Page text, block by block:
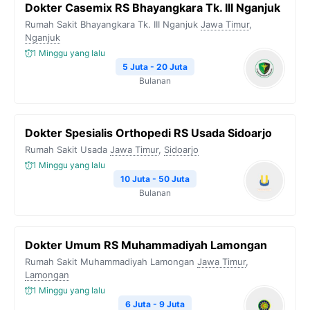
Dokter Casemix RS Bhayangkara Tk. III Nganjuk
Rumah Sakit Bhayangkara Tk. III Nganjuk Jawa Timur,
Nganjuk
1 Minggu yang lalu
5 Juta - 20 Juta
Bulanan
Dokter Spesialis Orthopedi RS Usada Sidoarjo
Rumah Sakit Usada Jawa Timur, Sidoarjo
1 Minggu yang lalu
10 Juta - 50 Juta
Bulanan
Dokter Umum RS Muhammadiyah Lamongan
Rumah Sakit Muhammadiyah Lamongan Jawa Timur,
Lamongan
1 Minggu yang lalu
6 Juta - 9 Juta